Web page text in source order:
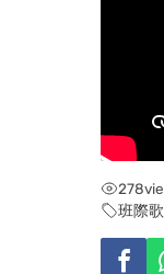
278
班際